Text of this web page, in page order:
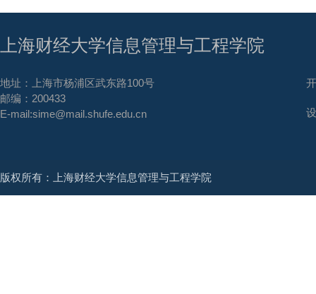
上海财经大学信息管理与工程学院
地址：上海市杨浦区武东路100号
邮编：200433
E-mail:sime@mail.shufe.edu.cn
版权所有：上海财经大学信息管理与工程学院